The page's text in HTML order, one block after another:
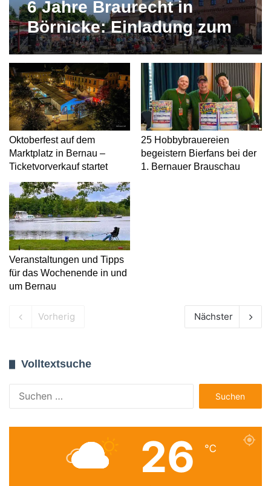
6 Jahre Braurecht in
Börnicke: Einladung zum
großen Jubiläumsfest
Oktoberfest auf dem
Marktplatz in Bernau –
Ticketvorverkauf startet
25 Hobbybrauereien
begeistern Bierfans bei der
1. Bernauer Brauschau
Veranstaltungen und Tipps
für das Wochenende in und
um Bernau
Vorherig Nächster
Volltextsuche
nach:
26 ℃